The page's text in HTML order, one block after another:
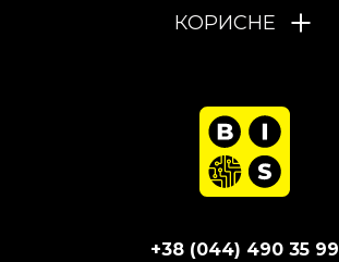
КОРИСНЕ
+38 (044) 490 35 99